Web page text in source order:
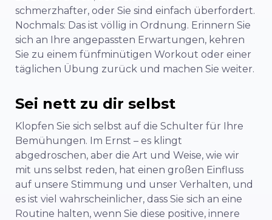
schmerzhafter, oder Sie sind einfach überfordert.
Nochmals: Das ist völlig in Ordnung. Erinnern Sie
sich an Ihre angepassten Erwartungen, kehren
Sie zu einem fünfminütigen Workout oder einer
täglichen Übung zurück und machen Sie weiter.
Sei nett zu dir selbst
Klopfen Sie sich selbst auf die Schulter für Ihre
Bemühungen. Im Ernst – es klingt
abgedroschen, aber die Art und Weise, wie wir
mit uns selbst reden, hat einen großen Einfluss
auf unsere Stimmung und unser Verhalten, und
es ist viel wahrscheinlicher, dass Sie sich an eine
Routine halten, wenn Sie diese positive, innere